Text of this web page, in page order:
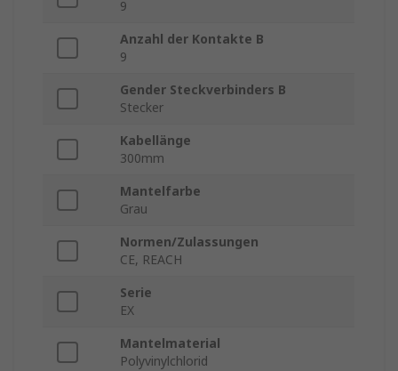
9
Anzahl der Kontakte B
9
Gender Steckverbinders B
Stecker
Kabellänge
300mm
Mantelfarbe
Grau
Normen/Zulassungen
CE, REACH
Serie
EX
Mantelmaterial
Polyvinylchlorid